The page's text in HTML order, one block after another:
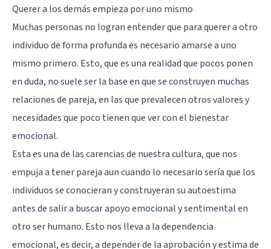
Querer a los demás empieza por uno mismo
Muchas personas no logran entender que para querer a otro
individuo de forma profundaes necesario amarse a uno
mismo primero. Esto, que es una realidad que pocos ponen
en duda, no suele ser la base en que se construyen muchas
relaciones de pareja, en las que prevalecen otros valores y
necesidades que poco tienen que ver con el bienestar
emocional.
Esta es una de las carencias de nuestra cultura, que nos
empuja a tener pareja aun cuando lo necesario sería que los
individuos se conocieran yconstruyeran su autoestima
antes de salir a buscar apoyo emocional y sentimental en
otro ser humano. Esto nos lleva a ladependencia
emocional, es decir, a depender de la aprobación y estima de